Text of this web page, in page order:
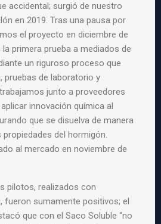
accidental; surgió de nuestro
en 2019. Tras una pausa por
el proyecto en diciembre de
primera prueba a mediados de
un riguroso proceso que
pruebas de laboratorio y
junto a proveedores
innovación química al
que se disuelva de manera
del hormigón.
al mercado en noviembre de
pilotos, realizados con
fueron sumamente positivos; el
que con el Saco Soluble “no